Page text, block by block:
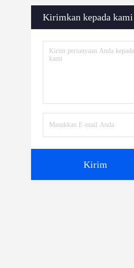
Kirimkan kepada kami
Kirim